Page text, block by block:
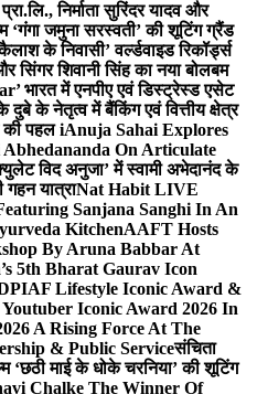
निर्माता सुरिंदर यादव और
‘गंगा जमुना सरस्वती’ की शूटिंग ग्रैंड
के निवासी’ वर्ल्डवाइड रिकॉर्ड्स
सिंगर शिवानी सिंह का नया बोलबम
भारत में एनपीए एवं डिस्ट्रेस्ड एसेट
दुबे के नेतृत्व में बैंकिंग एवं वित्तीय क्षेत्र
की पहल iAnuja Sahai Explores
On Articulate
विद अनुजा’ में स्वामी अभेदानंद के
यात्राNat Habit LIVE
Sanjana Sanghi In An
KitchenAAFT Hosts
By Aruna Babbar At
5th Bharat Gaurav Icon
Lifestyle Iconic Award &
Iconic Award 2026 In
A Rising Force At The
& Public Serviceसंचिता
‘छठी माई के धोके चरनिया’ की शूटिंग
Chalke The Winner Of